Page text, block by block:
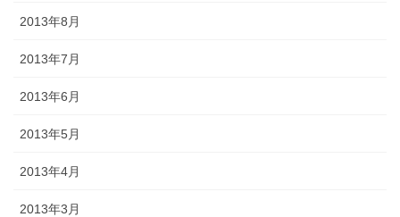
2013年8月
2013年7月
2013年6月
2013年5月
2013年4月
2013年3月